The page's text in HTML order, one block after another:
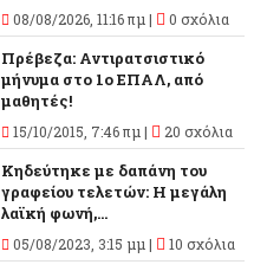
08/08/2026, 11:16 πμ | 0 σχόλια
Πρέβεζα: Αντιρατσιστικό
μήνυμα στο 1ο ΕΠΑΛ, από
μαθητές!
15/10/2015, 7:46 πμ | 20 σχόλια
Κηδεύτηκε με δαπάνη του
γραφείου τελετών: Η μεγάλη
λαϊκή φωνή,...
05/08/2023, 3:15 μμ | 10 σχόλια